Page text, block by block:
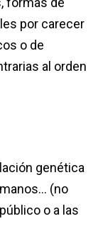
por carecer
o de
al orden
genética
(no
o a las